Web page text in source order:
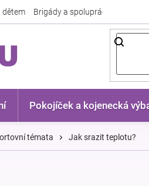
dětem Brigády a spolupráce
Pokojíček a kojenecká
témata Jak srazit teplotu?